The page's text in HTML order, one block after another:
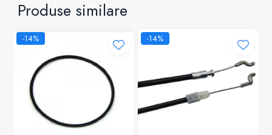
Produse similare
-14% -14%